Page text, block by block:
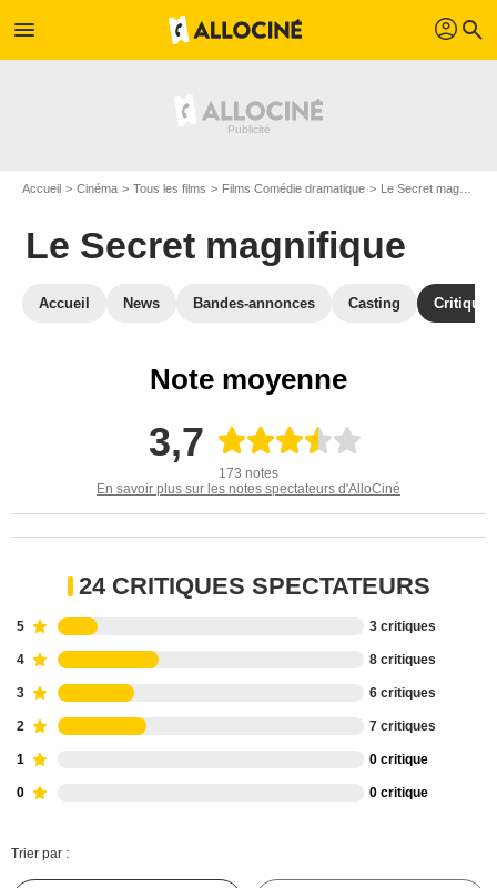
menu profil search
Accueil Cinéma Tous les films Films Comédie dramatique Le Secret magnifique
Le Secret magnifique
Accueil News Bandes-annonces Casting
Note moyenne
3,7
173 notes
En savoir plus sur les notes spectateurs d'AlloCiné
24 CRITIQUES SPECTATEURS
5 3 critiques
4 8 critiques
3 6 critiques
2 7 critiques
1 0 critique
0 0 critique
Trier par :